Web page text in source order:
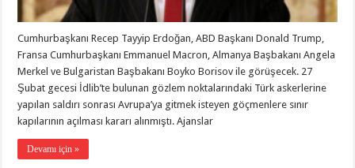
Cumhurbaşkanı Recep Tayyip Erdoğan, ABD Başkanı Donald Trump,
Fransa Cumhurbaşkanı Emmanuel Macron, Almanya Başbakanı Angela
Merkel ve Bulgaristan Başbakanı Boyko Borisov ile görüşecek. 27
Şubat gecesi İdlib’te bulunan gözlem noktalarındaki Türk askerlerine
yapılan saldırı sonrası Avrupa’ya gitmek isteyen göçmenlere sınır
kapılarının açılması kararı alınmıştı. Ajanslar
Devamı için »